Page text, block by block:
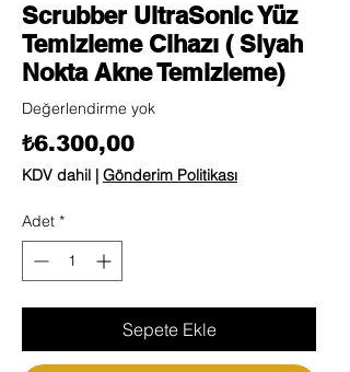
Scrubber UltraSonic Yüz
Temizleme Cihazı ( Siyah
Nokta Akne Temizleme)
Değerlendirme yok
₺6.300,00Fiyat
KDV dahil | Gönderim Politikası
Adet *
Sepete Ekle